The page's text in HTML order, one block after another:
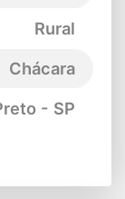
Rural
Chácara
- SP